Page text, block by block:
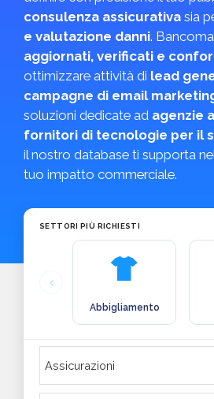
consulenza assicurativa sia
e valutazione danni.
aggiornati, verificati e
ottimizzare attività di lead
campagne di email
soluzioni dedicate ad agenzie
fornitori di tecnologie per il
il nostro database ti supporta
tuo impatto commerciale.
SETTORI PIÙ RICHIESTI
Abbigliamento